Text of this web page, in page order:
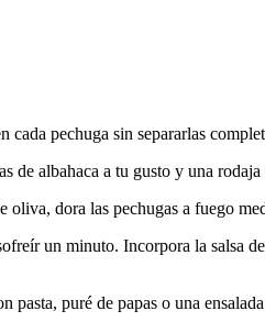
cada pechuga sin separarlas
de albahaca a tu gusto y una
oliva, dora las pechugas a fuego
un minuto. Incorpora la salsa
pasta, puré de papas o una